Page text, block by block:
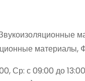
материалы,
Ср: с 09:00 до